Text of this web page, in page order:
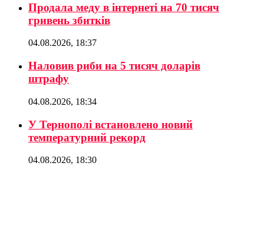
Продала меду в інтернеті на 70 тисяч
гривень збитків
04.08.2026, 18:37
Наловив риби на 5 тисяч доларів
штрафу
04.08.2026, 18:34
У Тернополі встановлено новий
температурний рекорд
04.08.2026, 18:30